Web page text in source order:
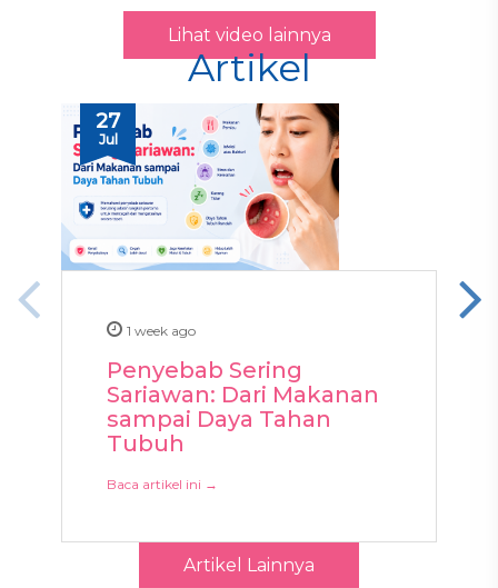
Lihat video lainnya
Artikel
27
Jul
1 week ago
Penyebab Sering
Sariawan: Dari Makanan
sampai Daya Tahan
Tubuh
Baca artikel ini →
Artikel Lainnya